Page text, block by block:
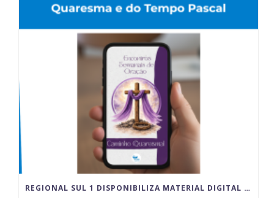
REGIONAL SUL 1 DISPONIBILIZA MATERIAL DIGITAL PARA VIVÊNCIA DA QUARESMA E DO TEMPO PASCAL